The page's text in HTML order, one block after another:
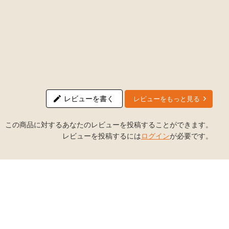
レビューを書く レビューをもっと見る
この商品に対するあなたのレビューを投稿することができます。
レビューを投稿するにはログインが必要です。